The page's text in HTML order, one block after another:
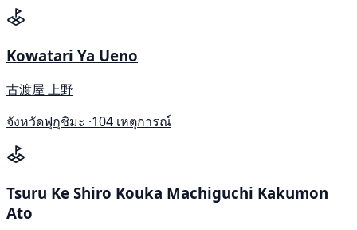
Kowatari Ya Ueno
古渡屋 上野
จังหวัดฟุกุชิมะ ·104 เหตุการณ์
Tsuru Ke Shiro Kouka Machiguchi Kakumon
Ato